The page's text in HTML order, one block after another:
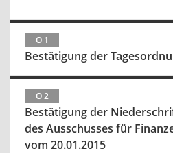
Ö 1
Bestätigung der
Ö 2
Bestätigung der
des Ausschusses für
vom 20.01.2015